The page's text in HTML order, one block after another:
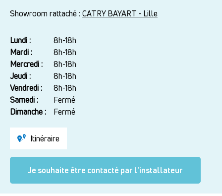
Showroom rattaché : CATRY BAYART - Lille
Jour
Plage
horaire
Lundi :
8h-18h
Mardi :
8h-18h
Mercredi :
8h-18h
Jeudi :
8h-18h
Vendredi :
8h-18h
Samedi :
Fermé
Dimanche :
Fermé
Itinéraire
Je souhaite être contacté par l'installateur